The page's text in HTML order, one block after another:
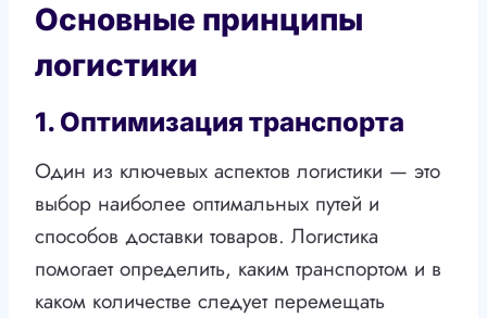
Основные принципы
логистики
1. Оптимизация транспорта
Один из ключевых аспектов логистики — это
выбор наиболее оптимальных путей и
способов доставки товаров. Логистика
помогает определить, каким транспортом и в
каком количестве следует перемещать